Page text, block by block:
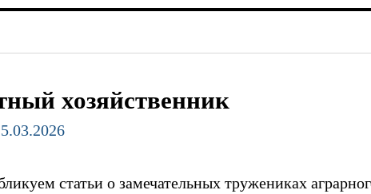
хозяйственник
статьи о замечательных тружениках